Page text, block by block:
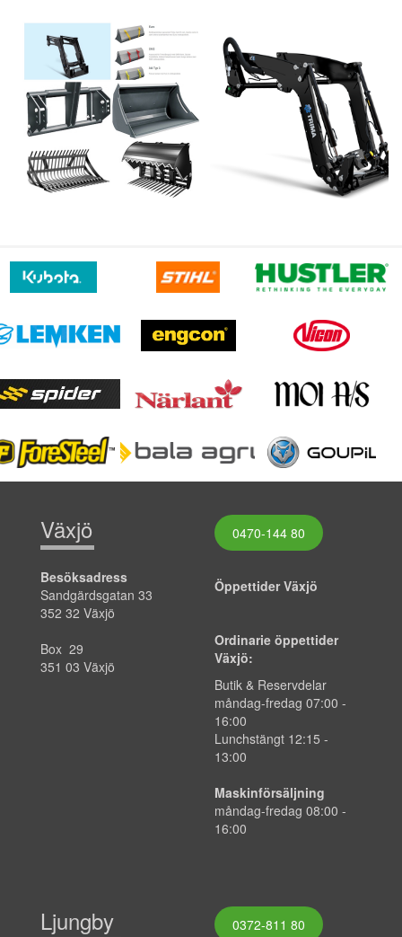
Växjö
Besöksadress
Sandgärdsgatan 33
352 32 Växjö
Box 29
351 03 Växjö
0470-144 80
Öppettider Växjö
Ordinarie öppettider
Växjö:
Butik & Reservdelar
måndag-fredag 07:00 -
16:00
Lunchstängt 12:15 -
13:00
Maskinförsäljning
måndag-fredag 08:00 -
16:00
Ljungby 0372-811 80